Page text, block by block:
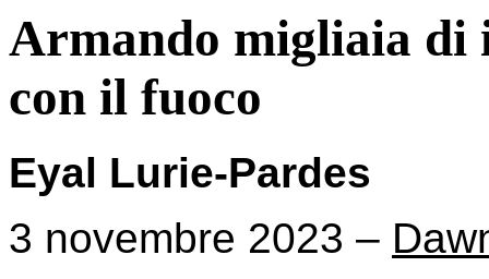
Armando migliaia di
con il fuoco
Eyal Lurie-Pardes
3 novembre 2023 –